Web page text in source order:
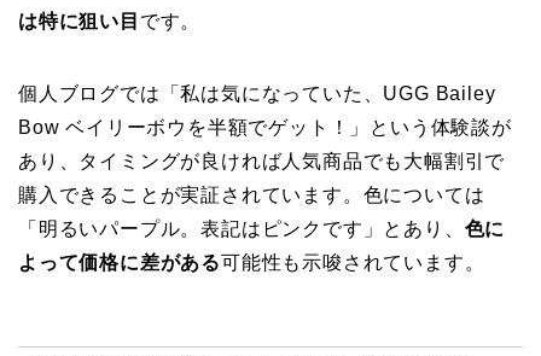
は特に狙い目 です。
個人ブログでは「私は気になっていた、UGG Bailey
Bow ベイリーボウを半額でゲット！」という体験談が
あり、タイミングが良ければ人気商品でも大幅割引で
購入できることが実証されています。色については
「明るいパープル。表記はピンクです」とあり、 色に
よって価格に差がある可能性も示唆されています。